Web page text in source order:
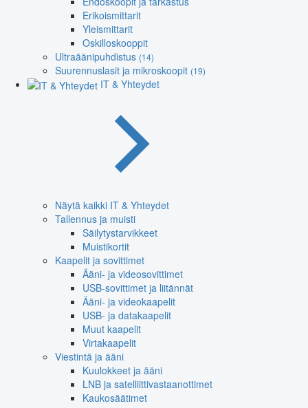
Erikoismittarit
Yleismittarit
Oskilloskooppit
Ultraäänipuhdistus (14)
Suurennuslasit ja mikroskoopit (19)
IT & Yhteydet
Näytä kaikki IT & Yhteydet
Tallennus ja muisti
Säilytystarvikkeet
Muistikortit
Kaapelit ja sovittimet
Ääni- ja videosovittimet
USB-sovittimet ja liitännät
Ääni- ja videokaapelit
USB- ja datakaapelit
Muut kaapelit
Virtakaapelit
Viestintä ja ääni
Kuulokkeet ja ääni
LNB ja satelliittivastaanottimet
Kaukosäätimet